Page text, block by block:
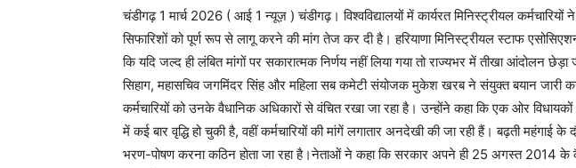
चंडीगढ़ 1 मार्च 2026 ( आई 1 न्यूज़ ) चंडीगढ़। विश्वविद्यालयों में कार्यरत मिनिस्ट्रीयल
सिफारिशों को पूर्ण रूप से लागू करने की मांग तेज कर दी है। हरियाणा मिनिस्ट्रीयल स्टाफ
कि यदि जल्द ही लंबित मांगों पर सकारात्मक निर्णय नहीं लिया गया तो राज्यभर में तीखा आंदोलन
सिहाग, महासचिव जगमिंदर सिंह और महिला सब कमेटी संयोजक मुकेश खरब ने संयुक्त बयान जारी
कर्मचारियों को उनके वैधानिक अधिकारों से वंचित रखा जा रहा है। उन्होंने कहा कि एक ओर
में कई बार वृद्धि हो चुकी है, वहीं कर्मचारियों की मांगें लगातार अनदेखी की जा रही हैं। बढ़ती महंगाई के
भरण-पोषण करना कठिन होता जा रहा है।नेताओं ने कहा कि सरकार अपने ही 25 अगस्त 2014 के